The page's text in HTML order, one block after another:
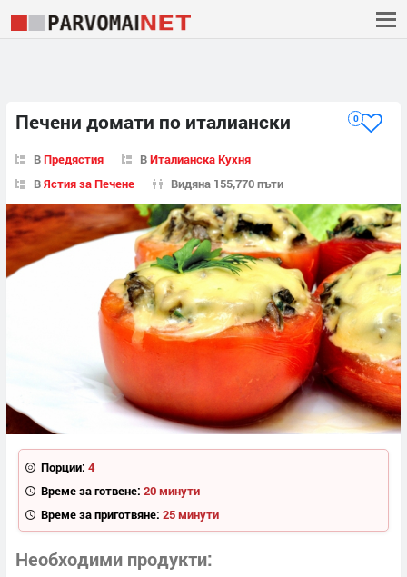
Печени домати по италиански 0
ВПредястия ВИталианска Кухня
ВЯстия за Печене Видяна 155,770 пъти
Порции: 4
Време за готвене: 20 минути
Време за приготвяне: 25 минути
Необходими продукти